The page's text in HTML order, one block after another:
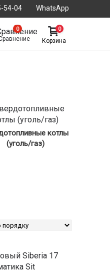
54-04 WhatsApp
0 0
Корзина
котлы
(уголь/газ)